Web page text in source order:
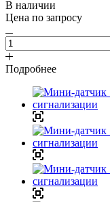
В наличии
Цена по запросу
Подробнее